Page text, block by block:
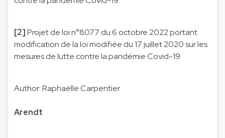
[2]Projet de loi n°8077 du 6 octobre 2022 portant
modification de la loi modifiée du 17 juillet 2020 sur les
mesures de lutte contre la pandémie Covid-19.
Author: Raphaëlle Carpentier
Arendt